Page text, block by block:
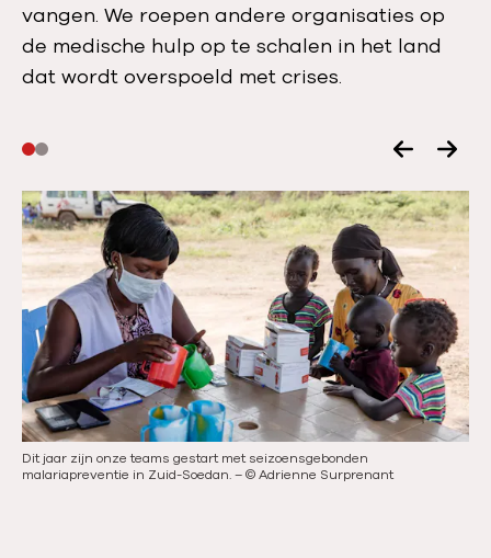
vangen. We roepen andere organisaties op
de medische hulp op te schalen in het land
dat wordt overspoeld met crises.
V
o
r
i
g
e
s
l
i
d
V
o
l
g
n
d
e
s
l
Dit jaar zijn onze teams gestart met seizoensgebonden
malariapreventie in Zuid-Soedan.–©Adrienne Surprenant